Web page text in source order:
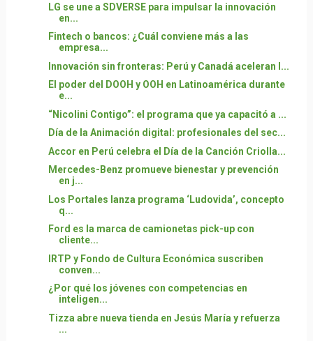
LG se une a SDVERSE para impulsar la innovación
en...
Fintech o bancos: ¿Cuál conviene más a las
empresa...
Innovación sin fronteras: Perú y Canadá aceleran l...
El poder del DOOH y OOH en Latinoamérica durante
e...
“Nicolini Contigo”: el programa que ya capacitó a ...
Día de la Animación digital: profesionales del sec...
Accor en Perú celebra el Día de la Canción Criolla...
Mercedes-Benz promueve bienestar y prevención
en j...
Los Portales lanza programa ‘Ludovida’, concepto
q...
Ford es la marca de camionetas pick-up con
cliente...
IRTP y Fondo de Cultura Económica suscriben
conven...
¿Por qué los jóvenes con competencias en
inteligen...
Tizza abre nueva tienda en Jesús María y refuerza
...